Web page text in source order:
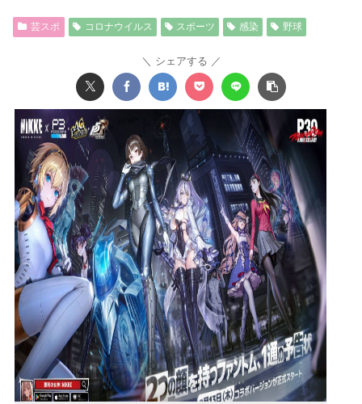
芸スポ コロナウイルス スポーツ 感染 野球
シェアする